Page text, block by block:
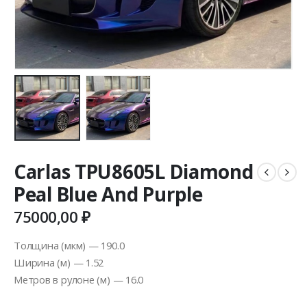
Carlas TPU8605L Diamond
Peal Blue And Purple
75000,00₽
Толщина (мкм) — 190.0
Ширина (м) — 1.52
Метров в рулоне (м) — 16.0